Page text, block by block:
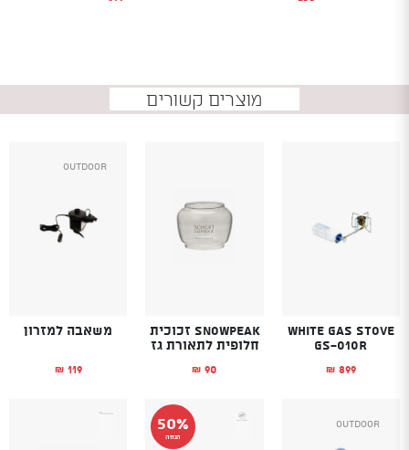
מוצרים קשורים
White Gas Stove
GS-010R
₪ 899
SnowPeak זכוכית
חלופית לתאורת גז
₪ 90
Outdoor
משאבה למזרון
₪ 119
Outdoor
50%
הנחה